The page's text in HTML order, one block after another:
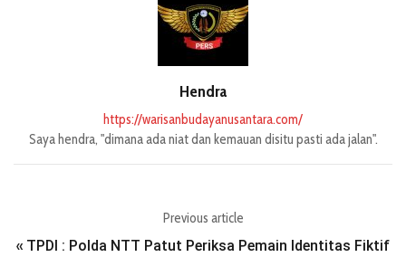
Hendra
https://warisanbudayanusantara.com/
Saya hendra, "dimana ada niat dan kemauan disitu pasti ada jalan".
Previous article
« TPDI : Polda NTT Patut Periksa Pemain Identitas Fiktif